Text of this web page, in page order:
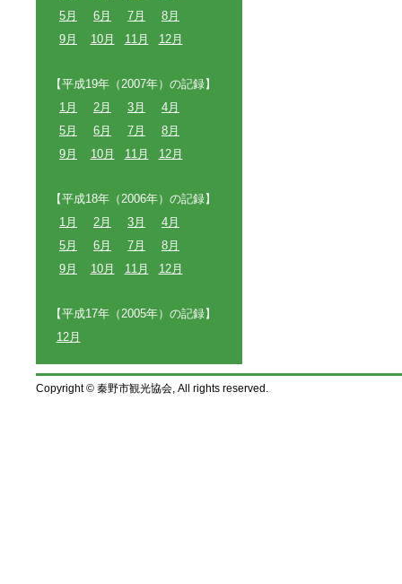
5月
6月 7月
8月
9月
10月 11月 12月
【平成19年（2007年）の記録】
1月
2月 3月
4月
5月
6月 7月
8月
9月
10月 11月 12月
【平成18年（2006年）の記録】
1月
2月 3月
4月
5月
6月 7月
8月
9月
10月 11月 12月
【平成17年（2005年）の記録】
12月
Copyright © 秦野市観光協会, All rights reserved.